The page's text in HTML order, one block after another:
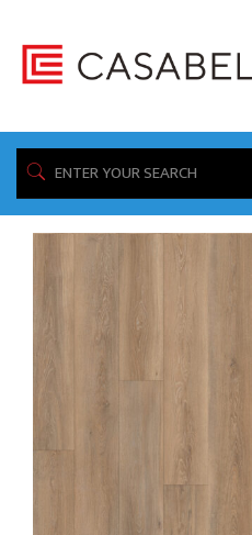
/ Product Spec Sheet / /
documents/specs/
Showing